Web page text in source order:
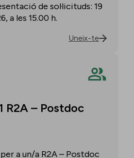
de sol·licituds: 19
a les 15.00 h.
Uneix-te
R2A – Postdoc
a un/a R2A – Postdoc